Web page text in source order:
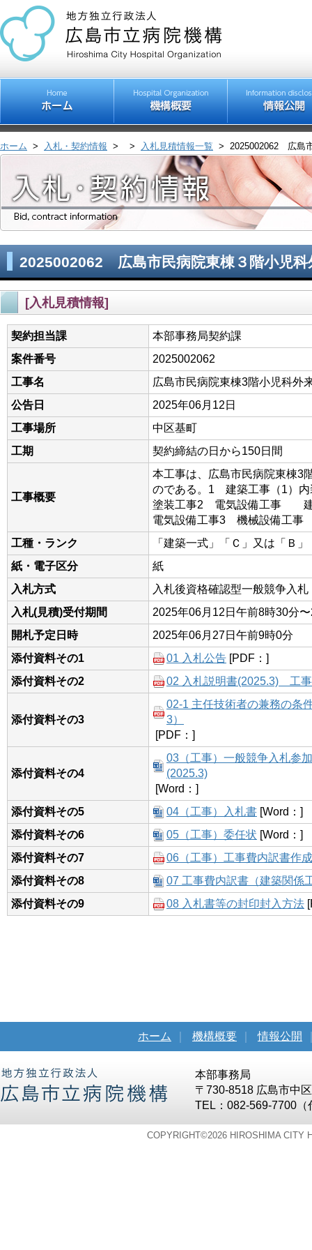
ホーム > 入札・契約情報 > > 入札見積情報一覧 > 2025002062 広島
2025002062 広島市民病院東棟３階小児科
[入札見積情報]
契約担当課
本部事務局契約課
案件番号
2025002062
工事名
広島市民病院東棟3階小児科外
公告日
2025年06月12日
工事場所
中区基町
工期
契約締結の日から150日間
工事概要
本工事は、広島市民病院東棟3
のである。1 建築工事（1）
塗装工事2 電気設備工事 建
電気設備工事3 機械設備工
工種・ランク
「建築一式」「Ｃ」又は「Ｂ」
紙・電子区分
紙
入札方式
入札後資格確認型一般競争入札
入札(見積)受付期間
2025年06月12日午前8時30分
開札予定日時
2025年06月27日午前9時0分
添付資料その1
01 入札公告 [PDF：]
添付資料その2
02 入札説明書(2025.3) 工事
添付資料その3
02-1 主任技術者の兼務の条
3）
[PDF：]
添付資料その4
03（工事）一般競争入札参
(2025.3)
[Word：]
添付資料その5
04（工事）入札書 [Word：]
添付資料その6
05（工事）委任状 [Word：]
添付資料その7
06（工事）工事費内訳書作
添付資料その8
07 工事費内訳書（建築関係
添付資料その9
08 入札書等の封印封入方法
ホーム 機構概要 情報公開
本部事務局
〒730-8518 広島市中
TEL：082-569-7700
COPYRIGHT©2026 HIROSHIMA CITY